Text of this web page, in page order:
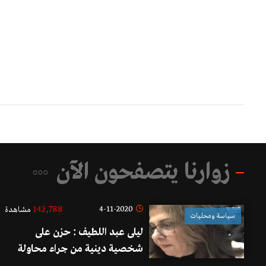
زوارنا يتصفحون الآن
سياسة ومحليات
4-11-2020
142,788 مشاهدة
ليلى عبد اللطيف : حزن على
شخصية دينية من جراء محاولة